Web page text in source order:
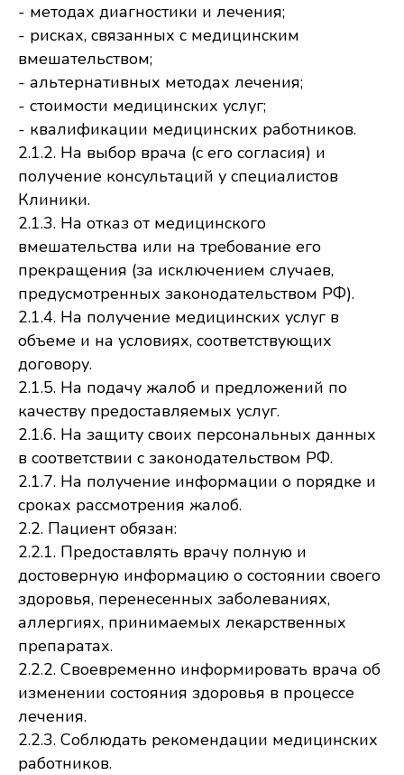
- методах диагностики и лечения;
- рисках, связанных с медицинским
вмешательством;
- альтернативных методах лечения;
- стоимости медицинских услуг;
- квалификации медицинских работников.
2.1.2. На выбор врача (с его согласия) и
получение консультаций у специалистов
Клиники.
2.1.3. На отказ от медицинского
вмешательства или на требование его
прекращения (за исключением случаев,
предусмотренных законодательством РФ).
2.1.4. На получение медицинских услуг в
объеме и на условиях, соответствующих
договору.
2.1.5. На подачу жалоб и предложений по
качеству предоставляемых услуг.
2.1.6. На защиту своих персональных данных
в соответствии с законодательством РФ.
2.1.7. На получение информации о порядке и
сроках рассмотрения жалоб.
2.2. Пациент обязан:
2.2.1. Предоставлять врачу полную и
достоверную информацию о состоянии своего
здоровья, перенесенных заболеваниях,
аллергиях, принимаемых лекарственных
препаратах.
2.2.2. Своевременно информировать врача об
изменении состояния здоровья в процессе
лечения.
2.2.3. Соблюдать рекомендации медицинских
работников.